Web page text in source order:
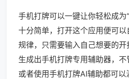
手机打牌可以一键让你轻松成为
十分简单，打开这个应用便可
规律，只需要输入自己想要的
生成出手机打牌专用辅助器，
或者使用手机打牌AI辅助都可以